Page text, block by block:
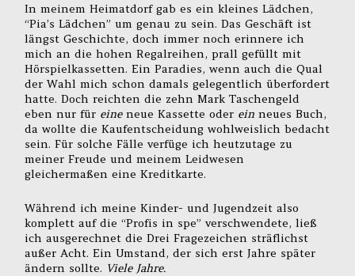
In meinem Heimatdorf gab es ein kleines Lädchen,
“Pia’s Lädchen” um genau zu sein. Das Geschäft ist
längst Geschichte, doch immer noch erinnere ich
mich an die hohen Regalreihen, prall gefüllt mit
Hörspielkassetten. Ein Paradies, wenn auch die Qual
der Wahl mich schon damals gelegentlich überfordert
hatte. Doch reichten die zehn Mark Taschengeld
eben nur für eineneue Kassette oder einneues Buch,
da wollte die Kaufentscheidung wohlweislich bedacht
sein. Für solche Fälle verfüge ich heutzutage zu
meiner Freude und meinem Leidwesen
gleichermaßen eine Kreditkarte.
Während ich meine Kinder- und Jugendzeit also
komplett auf die “Profis in spe” verschwendete, ließ
ich ausgerechnet die Drei Fragezeichen sträflichst
außer Acht. Ein Umstand, der sich erst Jahre später
ändern sollte. Viele Jahre.